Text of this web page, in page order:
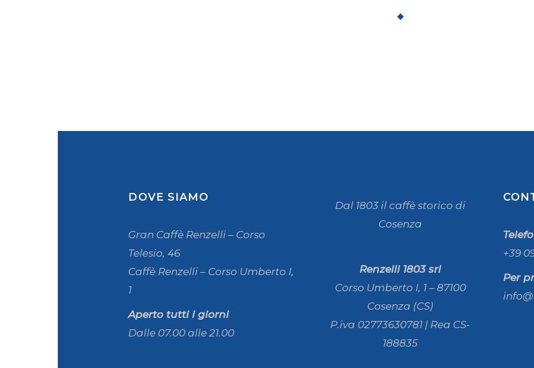
DOVE SIAMO
Gran Caffè Renzelli – Corso
Telesio, 46
Caffè Renzelli – Corso Umberto I,
1
Aperto tutti i giorni
Dalle 07.00 alle 21.00
Dal 1803 il caffè storico di
Cosenza
Renzelli 1803 srl
Corso Umberto I, 1 – 87100
Cosenza (CS)
P.iva 02773630781 | Rea CS-
188835
+39
Per